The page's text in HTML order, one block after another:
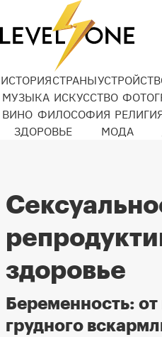
ИСТОРИЯСТРАНЫ
МУЗЫКА ИСКУССТВО
ВИНО ФИЛОСОФИЯ
ЗДОРОВЬЕ
МОДА
здоровье
Беременность:
грудного